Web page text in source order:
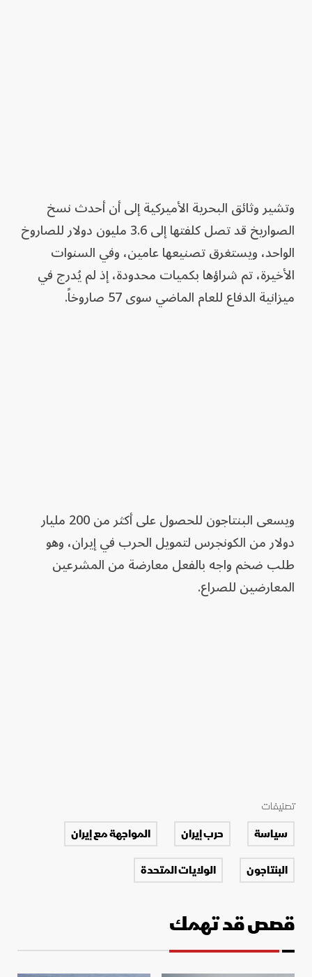
وتشير وثائق البحرية الأميركية إلى أن أحدث نسخ
الصواريخ قد تصل كلفتها إلى 3.6 مليون دولار للصاروخ
الواحد، ويستغرق تصنيعها عامين، وفي السنوات
الأخيرة، تم شراؤها بكميات محدودة، إذ لم يُدرج في
ميزانية الدفاع للعام الماضي سوى 57 صاروخاً.
ويسعى البنتاجون للحصول على أكثر من 200 مليار
دولار من الكونجرس لتمويل الحرب في إيران، وهو
طلب ضخم واجه بالفعل معارضة من المشرعين
المعارضين للصراع.
تصنيفات
سياسة حرب إيران
المواجهة مع إيران
البنتاجون
الولايات المتحدة
قصص قد تهمك